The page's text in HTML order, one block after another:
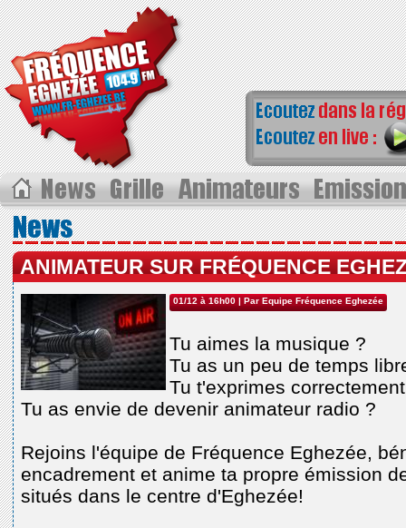
ANIMATEUR SUR FRÉQUENCE
01/12 à 16h00 | Par Equipe Fréquence Eghezée
Tu aimes la musique ?
Tu as un peu de temps
Tu t'exprimes
Tu as envie de devenir animateur radio ?
Rejoins l'équipe de Fréquence Eghezée,
encadrement et anime ta propre émission
situés dans le centre d'Eghezée!